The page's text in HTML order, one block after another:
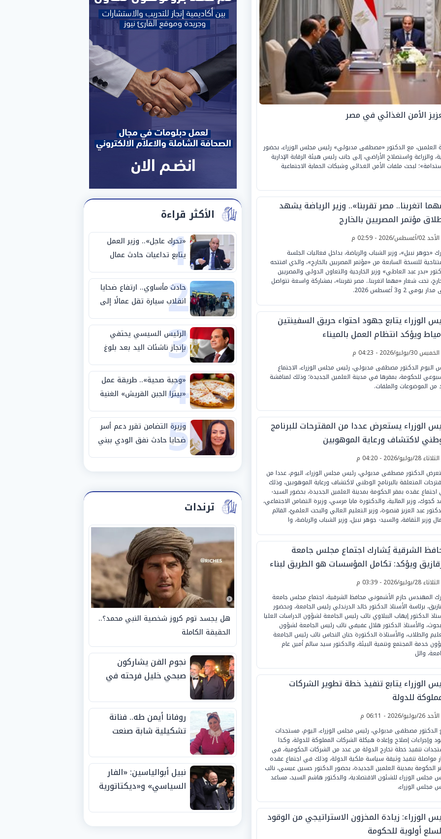
الأمن الغذائي في مصر
العلمين، مع الدكتور «مصطفى مدبولي» رئيس مجلس الوزراء، بحضور
والزراعة واستصلاح الأراضي، إلى جانب رئيس هيئة الرقابة الإدارية
لبحث ملفات الأمن الغذائي وشبكات الحماية الاجتماعية
اتغربنا.. مصر تقربنا».. وزير الرياضة يشهد
مؤتمر المصريين بالخارج
الأحد 02/أغسطس/2026 - 02:59 م
«جوهر نبيل»، وزير الشباب والرياضة، بداخل فعاليات الجلسة
للنسخة السابعة من «مؤتمر المصريين بالخارج»، والذي افتتحه
«بدر عبد العاطي» وزير الخارجية والتعاون الدولي والمصريين
تحت شعار «مهما اتغربنا.. مصر تقربنا»، بمشاركة واسعة تتواصل
يومي 2 و3 أغسطس 2026.
الوزراء يتابع جهود احتواء حريق السفينتين
ويؤكد انتظام العمل بالميناء
الخميس 30/يوليو/2026 - 04:23 م
اليوم الدكتور مصطفى مدبولي، رئيس مجلس الوزراء، الاجتماع
للحكومة، بمقرها في مدينة العلمين الجديدة؛ وذلك لمناقشة
من الموضوعات والملفات.
الوزراء يستعرض عددا من المقترحات للبرنامج
لاكتشاف ورعاية الموهوبين
الثلاثاء 28/يوليو/2026 - 04:20 م
الدكتور مصطفى مدبولي، رئيس مجلس الوزراء، اليوم، عددا من
المتعلقة بالبرنامج الوطني لاكتشاف ورعاية الموهوبين، وذلك
عقده بمقر الحكومة بمدينة العلمين الجديدة، بحضور السيد-
كجوك، وزير المالية، والدكتورة مايا مرسي، وزيرة التضامن الاجتماعي،
عبد العزيز قنصوة، وزير التعليم العالي والبحث العلميّ، القائم
وزير الثقافة، والسيد- جوهر نبيل، وزير الشباب والرياضة، وا
الشرقية يُشارك اجتماع مجلس جامعة
ويؤكد: تكامل المؤسسات هو الطريق لبناء
ودعم التنمية الشاملة الثلاثاء 28/يوليو/2026 - 03:39 م
المهندس حازم الأشموني محافظ الشرقية، اجتماع مجلس جامعة
برئاسة الأستاذ الدكتور خالد الدرندلي رئيس الجامعة، وبحضور
الدكتور إيهاب الببلاوي نائب رئيس الجامعة لشؤون الدراسات العليا
والأستاذ الدكتور هلال عفيفي نائب رئيس الجامعة لشؤون
والطلاب، والأستاذة الدكتورة حنان النحاس نائب رئيس الجامعة
خدمة المجتمع وتنمية البيئة، والدكتور سيد سالم أمين عام
والل
الوزراء يتابع تنفيذ خطة تطوير الشركات
للدولة
الأحد 26/يوليو/2026 - 06:11 م
الدكتور مصطفى مدبولي، رئيس مجلس الوزراء، اليوم، مستجدات
وإجراءات إصلاح وإعادة هيكلة الشركات المملوكة للدولة، وكذا
تنفيذ خطة تخارج الدولة من عدد من الشركات الحكومية، في
مواصلة تنفيذ وثيقة سياسة ملكية الدولة، وذلك في اجتماع عقده
الحكومة بمدينة العلمين الجديدة، بحضور الدكتور حسين عيسى، نائب
مجلس الوزراء للشئون الاقتصادية، والدكتور هاشم السيد، مساعد
مجلس الوزراء،
الوزراء: زيادة المخزون الاستراتيجي من الوقود
أولوية للحكومة
الأكثر قراءة
1
«تحرك عاجل».. وزير العمل
يتابع تداعيات حادث عمال
طريق بني سويف الصحراوي
2
حادث مأساوي.. ارتفاع ضحايا
انقلاب سيارة تقل عمالًا إلى
14 شخصًا
3
الرئيس السيسي يحتفي
بإنجاز ناشئات اليد بعد بلوغ
نصف نهائي كأس العالم
4
«وجبة صحية».. طريقة عمل
«بيتزا الجبن القريش» الغنية
بالبروتين
5
وزيرة التضامن تقرر دعم أسر
ضحايا حادث نفق الودي ببني
سويف
ترندات
هل يجسد توم كروز شخصية النبي محمد؟..
الحقيقة الكاملة
نجوم الفن يشاركون
صبحي خليل فرحته في
روفانا أيمن طه.. فنانة
تشكيلية شابة صنعت
الجوائز منذ الصغر
نبيل أبوالياسين: «الفار
السياسي» و«ديكتاتورية
الفيفا».. وإقالة